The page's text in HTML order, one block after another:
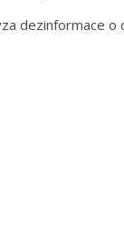
dezinformace o